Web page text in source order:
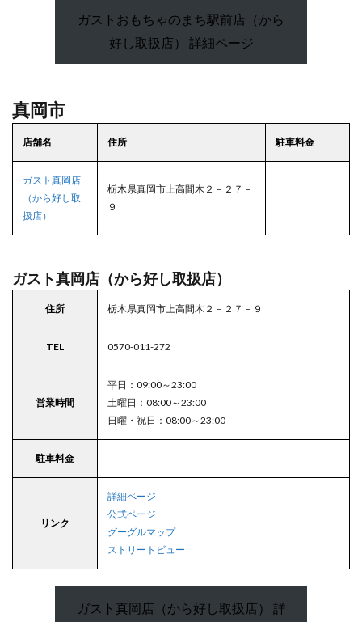
ガストおもちゃのまち駅前店（から
好し取扱店） 詳細ページ
真岡市
店舗名 住所 駐車料金
ガスト真岡店
（から好し取
扱店）
栃木県真岡市上高間木２－２７－
９
ガスト真岡店（から好し取扱店）
住所 栃木県真岡市上高間木２－２７－９
TEL 0570-011-272
営業時間
平日：09:00～23:00
土曜日：08:00～23:00
日曜・祝日：08:00～23:00
駐車料金
リンク
詳細ページ
公式ページ
グーグルマップ
ストリートビュー
ガスト真岡店（から好し取扱店） 詳